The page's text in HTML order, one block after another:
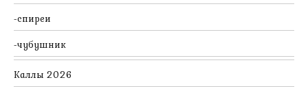
спиреи
чубушник
Каллы 2026